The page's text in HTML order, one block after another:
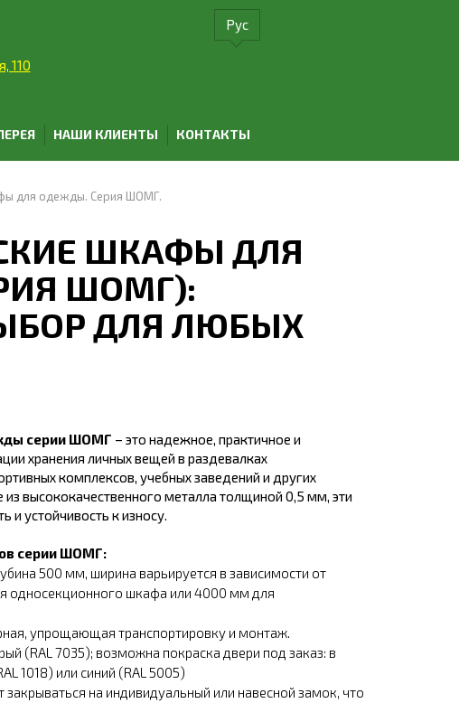
110
Рус
НАШИ КЛИЕНТЫ КОНТАКТЫ
для одежды. Серия ШОМГ.
ШКАФЫ ДЛЯ
ШОМГ):
ДЛЯ ЛЮБЫХ
серии ШОМГ – это надежное, практичное и
хранения личных вещей в раздевалках
комплексов, учебных заведений и других
высококачественного металла толщиной 0,5 мм, эти
и устойчивость к износу.
серии ШОМГ:
500 мм, ширина варьируется в зависимости от
односекционного шкафа или 4000 мм для
упрощающая транспортировку и монтаж.
(RAL 7035); возможна покраска двери под заказ: в
1018) или синий (RAL 5005)
на индивидуальный или навесной замок, что